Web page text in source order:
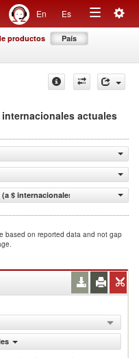
En Es
Toggle
productos País
internacionales actuales
$ internacionales actuales)
based on reported data and not gap